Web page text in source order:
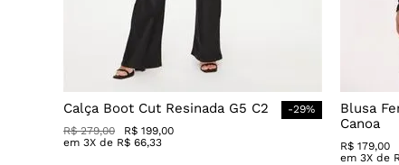
Calça Boot Cut Resinada G5 C2 -29%
R$ 279,00 R$ 199,00
em3X de R$ 66,33
Blusa
Canoa
R$ 179,00
em3X de